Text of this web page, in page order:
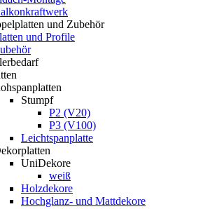
und Zubehör
und Profile
Stumpf
P2 (V20)
P3 (V100)
Leichtspanplatte
UniDekore
weiß
Holzdekore
Hochglanz- und Mattdekore